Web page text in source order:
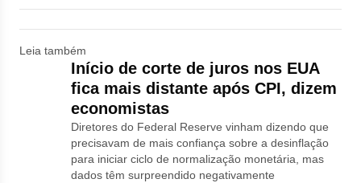
Leia também
Início de corte de juros nos EUA
fica mais distante após CPI, dizem
economistas
Diretores do Federal Reserve vinham dizendo que
precisavam de mais confiança sobre a desinflação
para iniciar ciclo de normalização monetária, mas
dados têm surpreendido negativamente